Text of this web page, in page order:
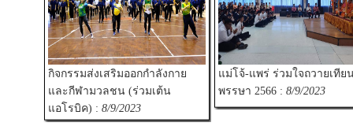
กิจกรรมส่งเสริมออกกำลังกาย
และกีฬามวลชน (ร่วมเต้น
แอโรบิค) : 8/9/2023
แม่โจ้-แพร่ ร่วมใจถวายเทีย
พรรษา 2566 : 8/9/2023